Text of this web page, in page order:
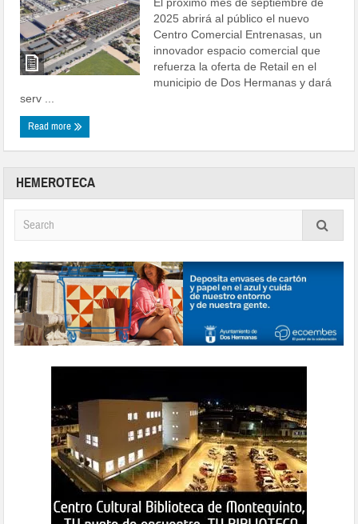
El próximo mes de septiembre de
2025 abrirá al público el nuevo
Centro Comercial Entrenasas, un
innovador espacio comercial que
refuerza la oferta de Retail en el
municipio de Dos Hermanas y dará
serv ...
Read more
HEMEROTECA